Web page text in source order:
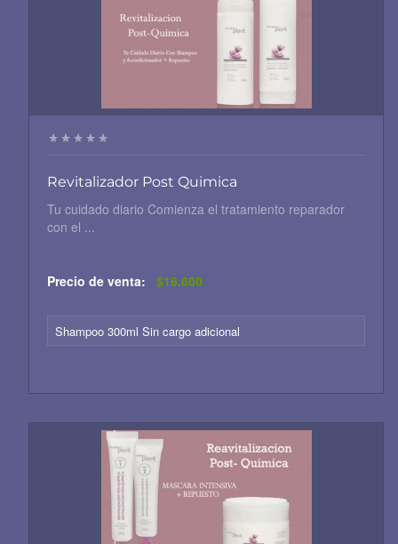
Revitalizador Post Quimica
Tu cuidado diario Comienza el tratamiento reparador
con el ...
Precio de venta: $16.600
Shampoo 300ml Sin cargo adicional